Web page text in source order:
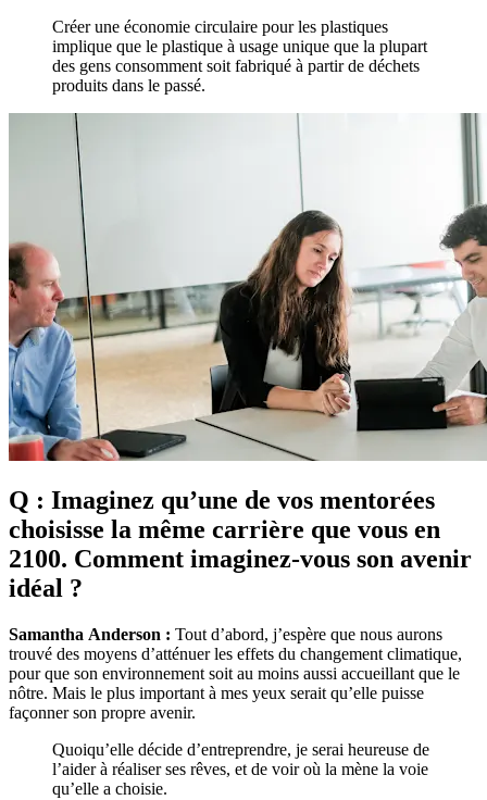
Créer une économie circulaire pour les plastiques
implique que le plastique à usage unique que la plupart
des gens consomment soit fabriqué à partir de déchets
produits dans le passé.
Q : Imaginez qu’une de vos mentorées
choisisse la même carrière que vous en
2100. Comment imaginez-vous son avenir
idéal ?
Samantha Anderson : Tout d’abord, j’espère que nous aurons
trouvé des moyens d’atténuer les effets du changement climatique,
pour que son environnement soit au moins aussi accueillant que le
nôtre. Mais le plus important à mes yeux serait qu’elle puisse
façonner son propre avenir.
Quoiqu’elle décide d’entreprendre, je serai heureuse de
l’aider à réaliser ses rêves, et de voir où la mène la voie
qu’elle a choisie.